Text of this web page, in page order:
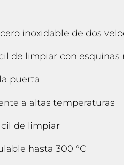
inoxidable de dos
de limpiar con esquinas
puerta
a altas temperaturas
de limpiar
hasta 300 °C